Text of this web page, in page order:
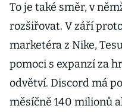
To je také směr, v
rozšiřovat. V září
marketéra z Nike,
pomoci s expanzí za
odvětví. Discord má
měsíčně 140 milionů